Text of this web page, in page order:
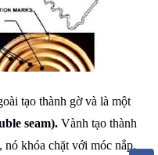
tạo thành gờ và là một
seam). Vành tạo thành
khóa chặt với móc nắp.